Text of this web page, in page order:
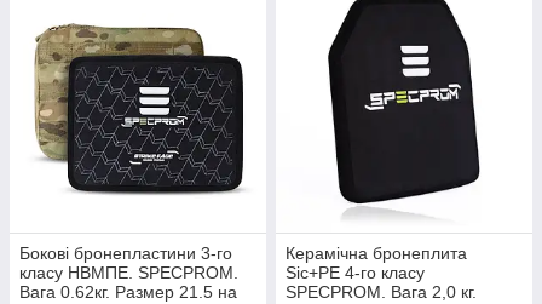
Бокові бронепластини 3-го
класу НВМПЕ. SPECPROM.
Вага 0.62кг. Размер 21.5 на
Керамічна бронеплита
Sic+PE 4-го класу
SPECPROM. Вага 2,0 кг.